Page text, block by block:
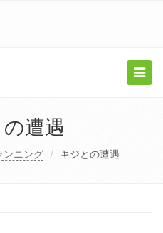
遭遇
ンニング キジとの遭遇